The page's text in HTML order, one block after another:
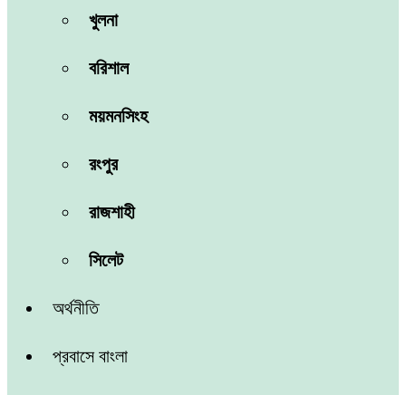
খুলনা
বরিশাল
ময়মনসিংহ
রংপুর
রাজশাহী
সিলেট
অর্থনীতি
প্রবাসে বাংলা